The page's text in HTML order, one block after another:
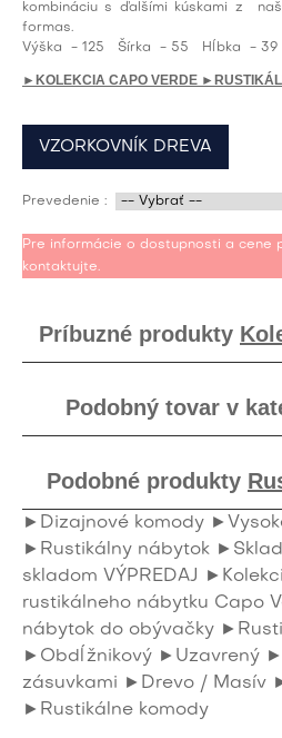
kombináciu s ďalšími kúskami z
formas.
Výška - 125 Šírka - 55 Hĺbka - 39
►KOLEKCIA CAPO VERDE
VZORKOVNÍK DREVA
Prevedenie :
Pre informácie o dostupnosti a cene
kontaktujte.
Príbuzné produkty
Podobný tovar v
Podobné produkty
►Dizajnové komody
►Rustikálny nábytok
skladom VÝPREDAJ
rustikálneho nábytku Capo
nábytok do obývačky
►Obdĺžnikový ►Uzavrený
zásuvkami ►Drevo / Masív
►Rustikálne komody